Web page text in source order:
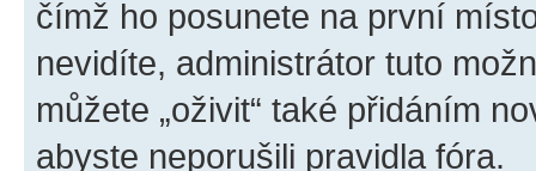
čímž ho posunete na první
nevidíte, administrátor tuto
můžete „oživit“ také přidáním
abyste neporušili pravidla fóra.